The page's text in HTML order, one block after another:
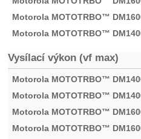
Vysílací výkon (vf max)